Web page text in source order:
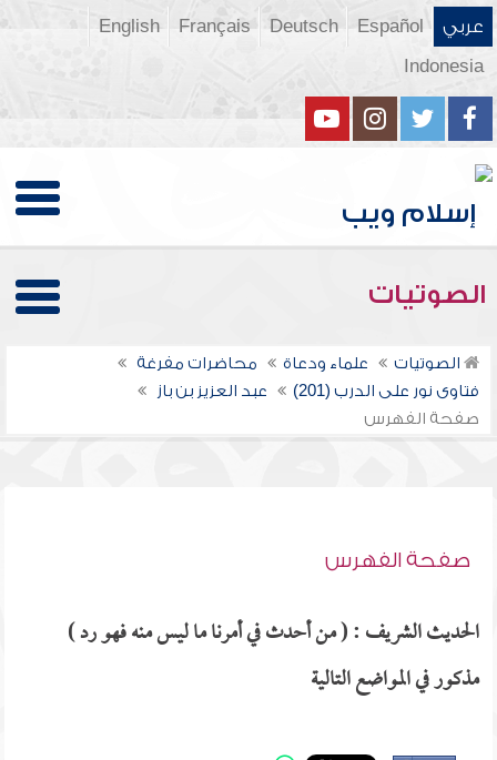
عربي Español
Deutsch
Français
English
Indonesia
الصوتيات
الصوتيات علماء ودعاة
محاضرات مفرغة
فتاوى نور على الدرب (201)
عبد العزيز بن باز
صفحة الفهرس
صفحة الفهرس
الحديث الشريف : ( من أحدث في أمرنا ما ليس منه فهو رد )
مذكور في المواضع التالية